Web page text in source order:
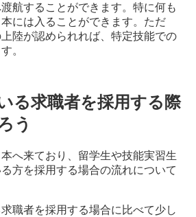
航することができます。特に何も
には入ることができます。ただ
陸が認められれば、特定技能での
。
る求職者を採用する際
う
へ来ており、留学生や技能実習生
方を採用する場合の流れについて
職者を採用する場合に比べて少し